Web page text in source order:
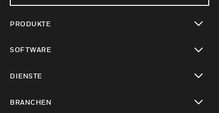
PRODUKTE
SOFTWARE
DIENSTE
BRANCHEN